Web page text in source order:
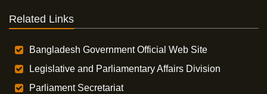
Related Links
Bangladesh Government Official Web Site
Legislative and Parliamentary Affairs Division
Parliament Secretariat